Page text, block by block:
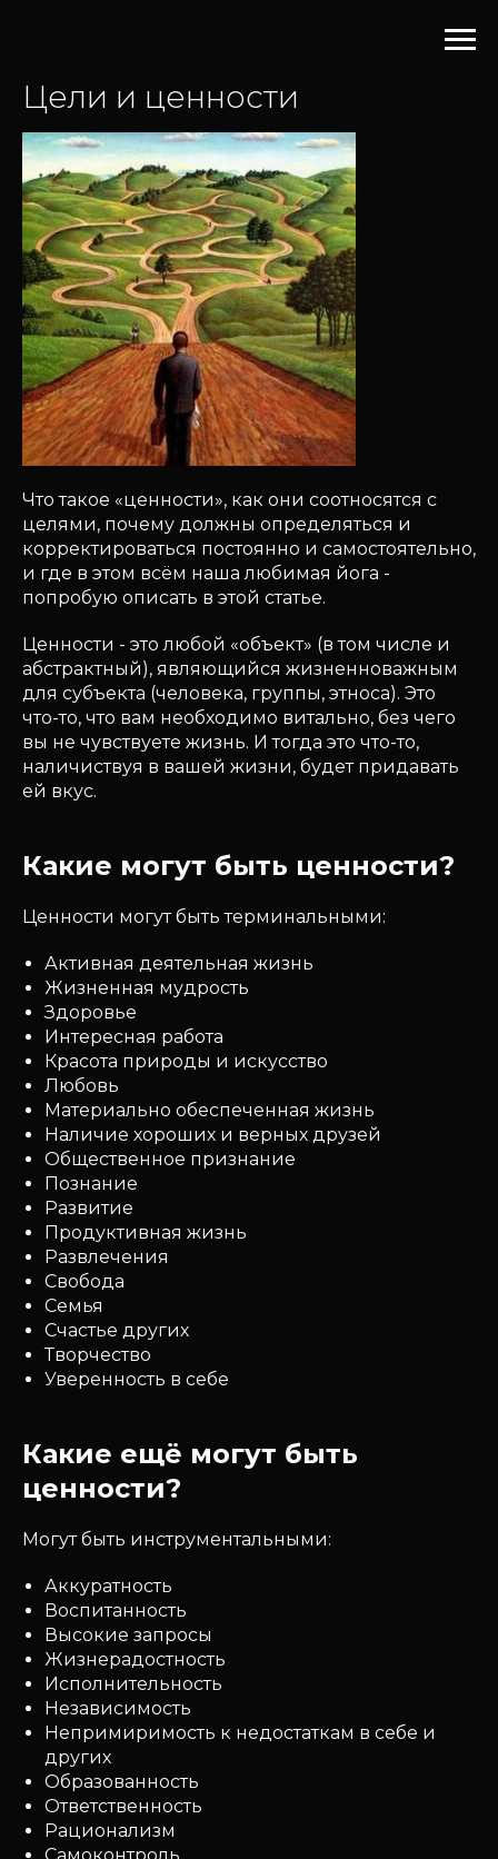
Цели и ценности
Что такое «ценности», как они соотносятся с
целями, почему должны определяться и
корректироваться постоянно и самостоятельно,
и где в этом всём наша любимая йога -
попробую описать в этой статье.
Ценности - это любой «объект» (в том числе и
абстрактный), являющийся жизненноважным
для субъекта (человека, группы, этноса). Это
что-то, что вам необходимо витально, без чего
вы не чувствуете жизнь. И тогда это что-то,
наличиствуя в вашей жизни, будет придавать
ей вкус.
Какие могут быть ценности?
Ценности могут быть терминальными:
Активная деятельная жизнь
Жизненная мудрость
Здоровье
Интересная работа
Красота природы и искусство
Любовь
Материально обеспеченная жизнь
Наличие хороших и верных друзей
Общественное признание
Познание
Развитие
Продуктивная жизнь
Развлечения
Свобода
Семья
Счастье других
Творчество
Уверенность в себе
Какие ещё могут быть
ценности?
Могут быть инструментальными:
Аккуратность
Воспитанность
Высокие запросы
Жизнерадостность
Исполнительность
Независимость
Непримиримость к недостаткам в себе и
других
Образованность
Ответственность
Рационализм